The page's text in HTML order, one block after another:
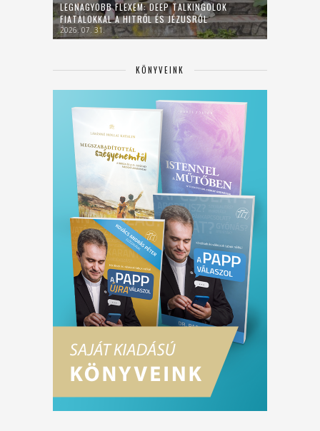
LEGNAGYOBB FLEXEM: DEEP TALKINGOLOK
FIATALOKKAL A HITRŐL ÉS JÉZUSRÓL
2026. 07. 31.
KÖNYVEINK